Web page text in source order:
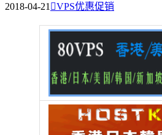
2018-04-21 VPS优惠促销